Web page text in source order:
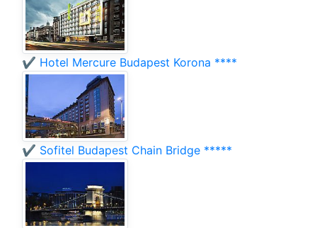
✔️ Hotel Mercure Budapest Korona ****
✔️ Sofitel Budapest Chain Bridge *****